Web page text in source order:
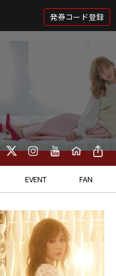
発券コード登録
EVENT FAN